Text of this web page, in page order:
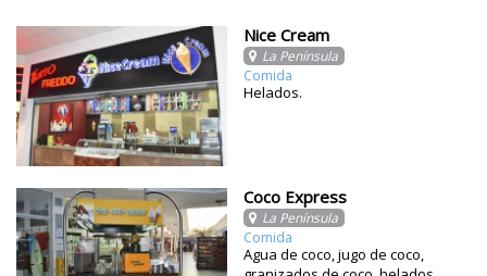
Nice Cream
La Península
Comida
Helados.
Coco Express
La Península
Comida
Agua de coco, jugo de coco,